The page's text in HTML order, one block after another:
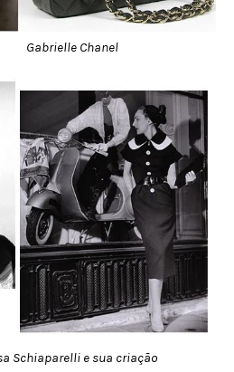
Chanel
e sua criação